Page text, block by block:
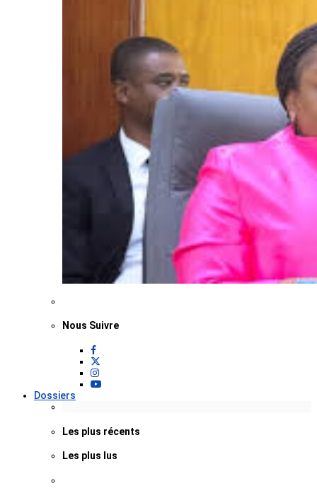
Nous Suivre
Dossiers
Les plus récents
Les plus lus